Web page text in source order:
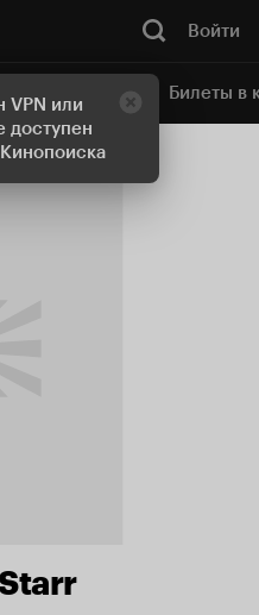
VPN или
доступен
Войти
кинотеатр Билеты в